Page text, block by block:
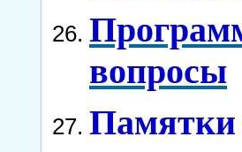
вопросы
Памятки